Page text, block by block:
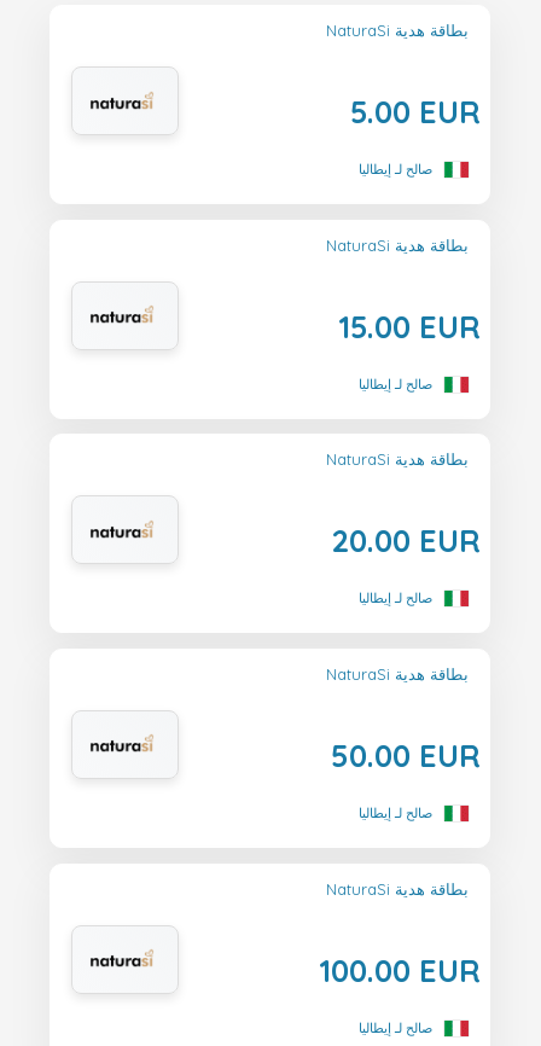
NaturaSi بطاقة هدية
5.00 EUR
صالح لـ إيطاليا
NaturaSi بطاقة هدية
15.00 EUR
صالح لـ إيطاليا
NaturaSi بطاقة هدية
20.00 EUR
صالح لـ إيطاليا
NaturaSi بطاقة هدية
50.00 EUR
صالح لـ إيطاليا
NaturaSi بطاقة هدية
100.00 EUR
صالح لـ إيطاليا